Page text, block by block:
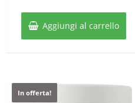
originale
era:
attuale
è:
Aggiungi al carrello
In offerta!